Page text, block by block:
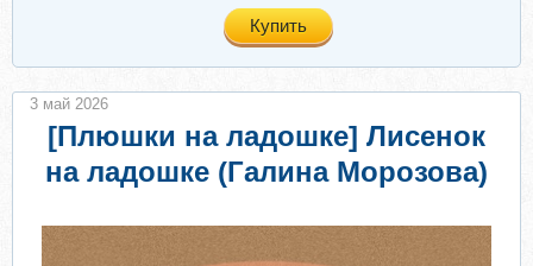
Купить
[Плюшки на ладошке] Лисенок
на ладошке (Галина Морозова)
3 май 2026